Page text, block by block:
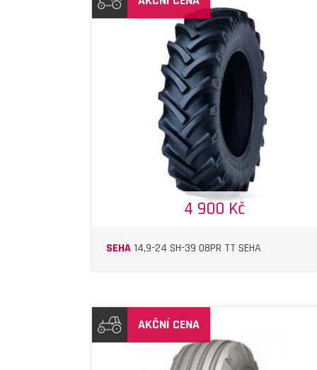
4 900 Kč
SEHA14,9-24 SH-39 08PR TT SEHA
DETAIL
AKČNÍ CENA